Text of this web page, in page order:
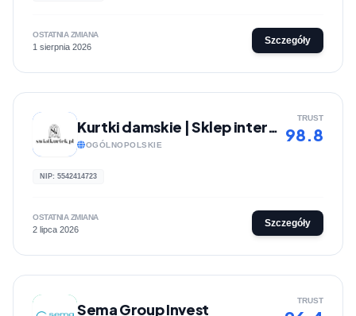
OSTATNIA ZMIANA
1 sierpnia 2026
Szczegóły
Kurtki damskie | Sklep internetowy Światkurtek.pl
OGÓLNOPOLSKIE
TRUST
98.8
NIP: 5542414723
OSTATNIA ZMIANA
2 lipca 2026
Szczegóły
Sema Group Invest TRUST